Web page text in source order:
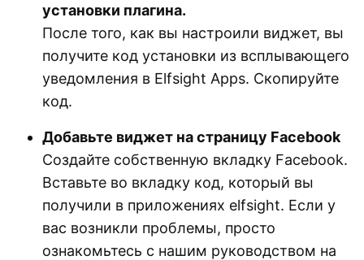
установки плагина.
После того, как вы настроили виджет, вы
получите код установки из всплывающего
уведомления в Elfsight Apps. Скопируйте
код.
Добавьте виджет на страницу Facebook
Создайте собственную вкладку Facebook.
Вставьте во вкладку код, который вы
получили в приложениях elfsight. Если у
вас возникли проблемы, просто
ознакомьтесь с нашим руководством на